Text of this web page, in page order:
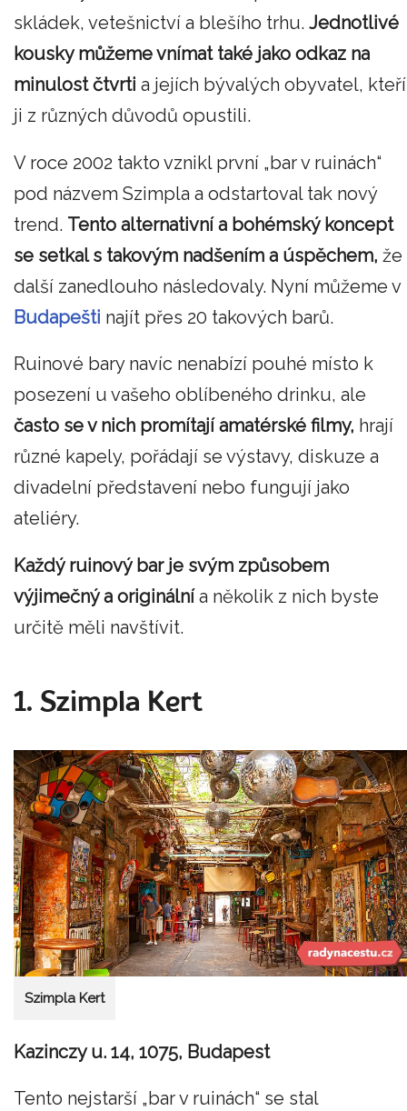
skládek, vetešnictví a blešího trhu. Jednotlivé
kousky můžeme vnímat také jako odkaz na
minulost čtvrti a jejích bývalých obyvatel, kteří
ji z různých důvodů opustili.
V roce 2002 takto vznikl první „bar v ruinách“
pod názvem Szimpla a odstartoval tak nový
trend. Tento alternativní a bohémský koncept
se setkal s takovým nadšením a úspěchem, že
další zanedlouho následovaly. Nyní můžeme v
Budapešti najít přes 20 takových barů.
Ruinové bary navíc nenabízí pouhé místo k
posezení u vašeho oblíbeného drinku, ale
často se v nich promítají amatérské filmy, hrají
různé kapely, pořádají se výstavy, diskuze a
divadelní představení nebo fungují jako
ateliéry.
Každý ruinový bar je svým způsobem
výjimečný a originálnía několik z nich byste
určitě měli navštívit.
1. Szimpla Kert
Szimpla Kert
Kazinczy u. 14, 1075, Budapest
Tento nejstarší „bar v ruinách“ se stal